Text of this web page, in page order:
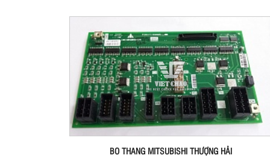
BO THANG MITSUBISHI THƯỢNG HẢI